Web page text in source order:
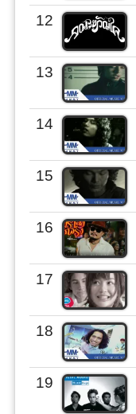
12
13
14
15
16
17
18
19